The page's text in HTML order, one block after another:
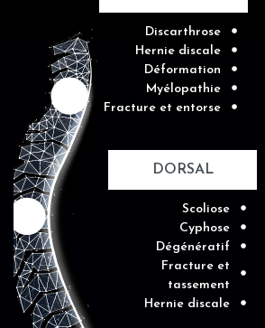
Discarthrose
Hernie discale
Déformation
Myélopathie
Fracture et entorse
DORSAL
Scoliose
Cyphose
Dégénératif
Fracture et
tassement
Hernie discale